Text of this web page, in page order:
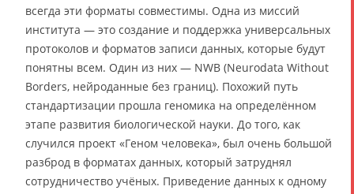
всегда эти форматы совместимы. Одна из миссий
института — это создание и поддержка универсальных
протоколов и форматов записи данных, которые будут
понятны всем. Один из них — NWB (Neurodata Without
Borders, нейроданные без границ). Похожий путь
стандартизации прошла геномика на определённом
этапе развития биологической науки. До того, как
случился проект «Геном человека», был очень большой
разброд в форматах данных, который затруднял
сотрудничество учёных. Приведение данных к одному